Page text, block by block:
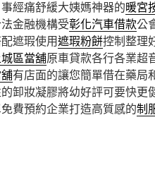
經痛舒緩大姨媽神器的暖宮
金融機構受彰化汽車借款公
遮瑕使用遮瑕粉餅控制整理
區當舖原車貸款各行各業超
有店面的讓您簡單借在藥局
卸妝凝膠將幼好評可要快更
費預約企業打造高質感的制